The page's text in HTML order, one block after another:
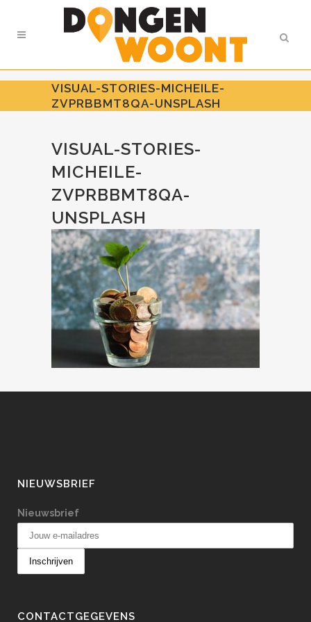
VISUAL-STORIES-MICHEILE-
ZVPRBBMT8QA-UNSPLASH
VISUAL-STORIES-
MICHEILE-
ZVPRBBMT8QA-
UNSPLASH
NIEUWSBRIEF
Nieuwsbrief
CONTACTGEGEVENS